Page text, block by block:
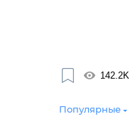
142.2K
Популярные